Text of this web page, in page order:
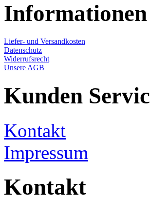
Informationen
Liefer- und Versandkosten
Datenschutz
Widerrufsrecht
Unsere AGB
Kunden
Kontakt
Impressum
Kontakt